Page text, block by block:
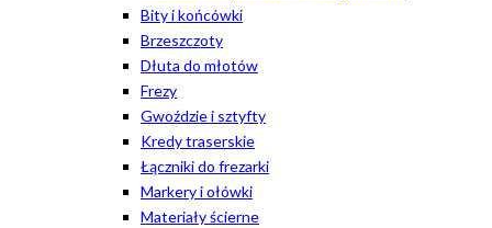
Bity i końcówki
Brzeszczoty
Dłuta do młotów
Frezy
Gwoździe i sztyfty
Kredy traserskie
Łączniki do frezarki
Markery i ołówki
Materiały ścierne